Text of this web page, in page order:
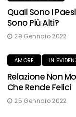
Quali Sono I
Sono Più Alti?
29 Gennaio 2022
AMORE IN
Relazione Non
Che Rende Felici
25 Gennaio 2022